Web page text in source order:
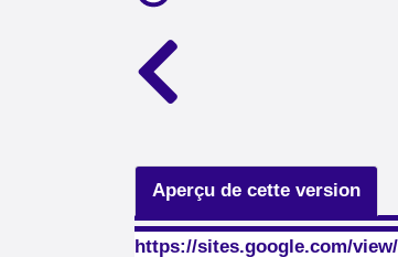
Aperçu de cette version